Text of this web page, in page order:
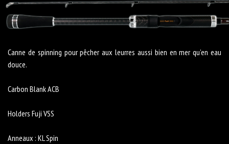
Fishus SW4
Canne de spinning pour pêcher aux leurres aussi bien en mer qu’en eau
douce.
Carbon Blank ACB
Holders Fuji VSS
Anneaux : KL Spin